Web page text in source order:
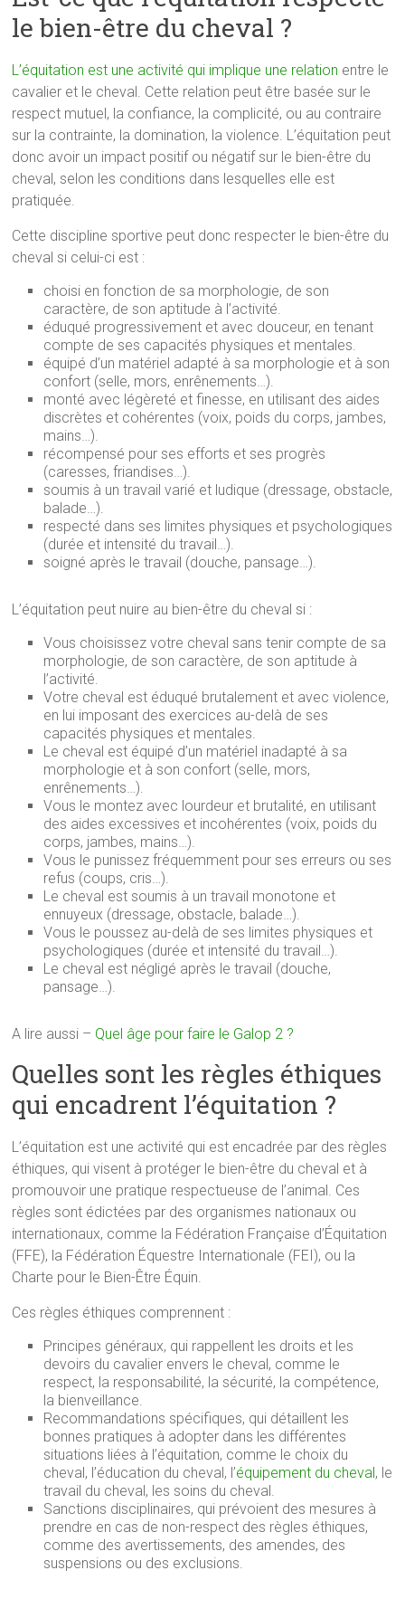
le bien-être du cheval ?
L’équitation est une activité qui implique une relation entre le
cavalier et le cheval. Cette relation peut être basée sur le
respect mutuel, la confiance, la complicité, ou au contraire
sur la contrainte, la domination, la violence. L’équitation peut
donc avoir un impact positif ou négatif sur le bien-être du
cheval, selon les conditions dans lesquelles elle est
pratiquée.
Cette discipline sportive peut donc respecter le bien-être du
cheval si celui-ci est :
choisi en fonction de sa morphologie, de son
caractère, de son aptitude à l’activité.
éduqué progressivement et avec douceur, en tenant
compte de ses capacités physiques et mentales.
équipé d’un matériel adapté à sa morphologie et à son
confort (selle, mors, enrênements…).
monté avec légèreté et finesse, en utilisant des aides
discrètes et cohérentes (voix, poids du corps, jambes,
mains…).
récompensé pour ses efforts et ses progrès
(caresses, friandises…).
soumis à un travail varié et ludique (dressage, obstacle,
balade…).
respecté dans ses limites physiques et psychologiques
(durée et intensité du travail…).
soigné après le travail (douche, pansage…).
L’équitation peut nuire au bien-être du cheval si :
Vous choisissez votre cheval sans tenir compte de sa
morphologie, de son caractère, de son aptitude à
l’activité.
Votre cheval est éduqué brutalement et avec violence,
en lui imposant des exercices au-delà de ses
capacités physiques et mentales.
Le cheval est équipé d’un matériel inadapté à sa
morphologie et à son confort (selle, mors,
enrênements…).
Vous le montez avec lourdeur et brutalité, en utilisant
des aides excessives et incohérentes (voix, poids du
corps, jambes, mains…).
Vous le punissez fréquemment pour ses erreurs ou ses
refus (coups, cris…).
Le cheval est soumis à un travail monotone et
ennuyeux (dressage, obstacle, balade…).
Vous le poussez au-delà de ses limites physiques et
psychologiques (durée et intensité du travail…).
Le cheval est négligé après le travail (douche,
pansage…).
A lire aussi – Quel âge pour faire le Galop 2 ?
Quelles sont les règles éthiques
qui encadrent l’équitation ?
L’équitation est une activité qui est encadrée par des règles
éthiques, qui visent à protéger le bien-être du cheval et à
promouvoir une pratique respectueuse de l’animal. Ces
règles sont édictées par des organismes nationaux ou
internationaux, comme la Fédération Française d’Équitation
(FFE), la Fédération Équestre Internationale (FEI), ou la
Charte pour le Bien-Être Équin.
Ces règles éthiques comprennent :
Principes généraux, qui rappellent les droits et les
devoirs du cavalier envers le cheval, comme le
respect, la responsabilité, la sécurité, la compétence,
la bienveillance.
Recommandations spécifiques, qui détaillent les
bonnes pratiques à adopter dans les différentes
situations liées à l’équitation, comme le choix du
cheval, l’éducation du cheval, l’équipement du cheval, le
travail du cheval, les soins du cheval.
Sanctions disciplinaires, qui prévoient des mesures à
prendre en cas de non-respect des règles éthiques,
comme des avertissements, des amendes, des
suspensions ou des exclusions.